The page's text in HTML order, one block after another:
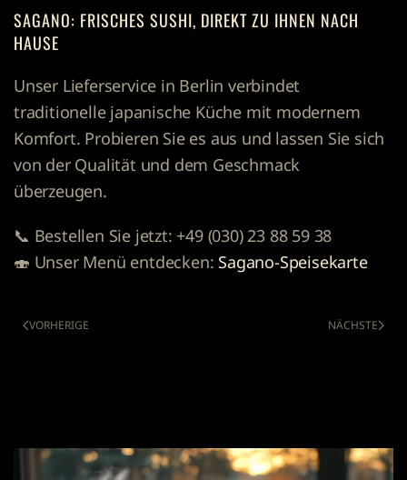
SAGANO: FRISCHES SUSHI, DIREKT ZU IHNEN NACH
HAUSE
Unser Lieferservice in Berlin verbindet
traditionelle japanische Küche mit modernem
Komfort. Probieren Sie es aus und lassen Sie sich
von der Qualität und dem Geschmack
überzeugen.
📞 Bestellen Sie jetzt: +49 (030) 23 88 59 38
🍣 Unser Menü entdecken: Sagano-Speisekarte
VORHERIGE NÄCHSTE